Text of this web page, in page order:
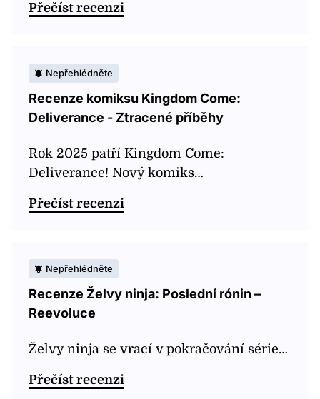
Přečíst recenzi
Nepřehlédněte
Recenze komiksu Kingdom Come:
Deliverance - Ztracené příběhy
Rok 2025 patří Kingdom Come:
Deliverance! Nový komiks…
Přečíst recenzi
Nepřehlédněte
Recenze Želvy ninja: Poslední rónin –
Reevoluce
Želvy ninja se vrací v pokračování série…
Přečíst recenzi